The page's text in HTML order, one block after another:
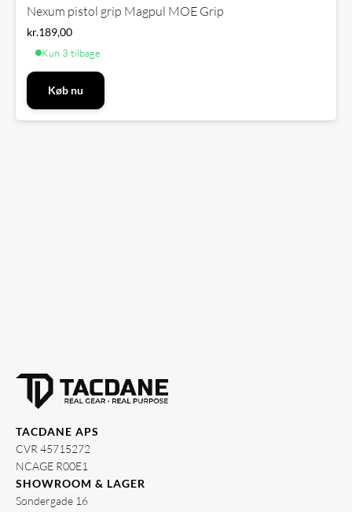
Nexum pistol grip Magpul MOE Grip
kr.189,00
Kun 3 tilbage
Køb nu
TACDANE APS
CVR 45715272
NCAGE R00E1
SHOWROOM & LAGER
Søndergade 16